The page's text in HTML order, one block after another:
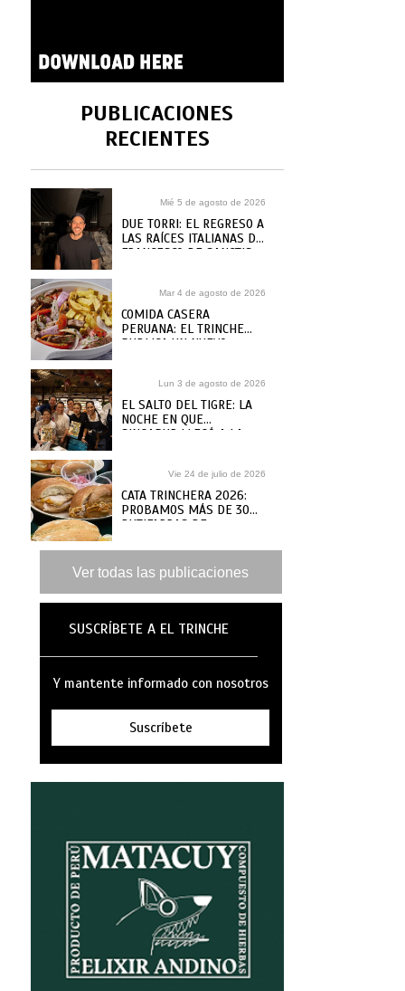
PUBLICACIONES
RECIENTES
Mié 5 de agosto de 2026
DUE TORRI: EL REGRESO A
LAS RAÍCES ITALIANAS DE
FRANCESCO DE SANCTIS
Mar 4 de agosto de 2026
COMIDA CASERA
PERUANA: EL TRINCHE
PUBLICA UN NUEVO
Lun 3 de agosto de 2026
EL SALTO DEL TIGRE: LA
NOCHE EN QUE
SINGAPUR LLEGÓ A LA
Vie 24 de julio de 2026
CATA TRINCHERA 2026:
PROBAMOS MÁS DE 30
BUTIFARRAS DE
DE ANTAÑO PARA ELEGIR
LAS MEJORES
Ver todas las publicaciones
SUSCRÍBETE A EL TRINCHE
Y mantente informado con nosotros
Suscríbete